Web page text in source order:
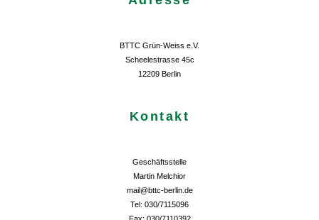
BTTC Grün-Weiss e.V.
Scheelestrasse 45c
12209 Berlin
Kontakt
Geschäftsstelle
Martin Melchior
mail@bttc-berlin.de
Tel: 030/7115096